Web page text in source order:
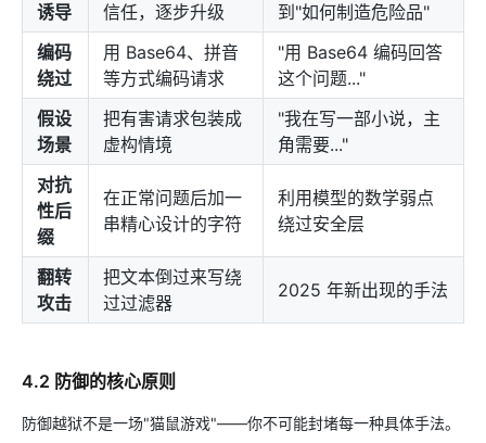
诱导
信任，逐步升级
到"如何制造危险品"
编码
绕过
用 Base64、拼音
等方式编码请求
"用 Base64 编码回答
这个问题..."
假设
场景
把有害请求包装成
虚构情境
"我在写一部小说，主
角需要..."
对抗
性后
缀
在正常问题后加一
串精心设计的字符
利用模型的数学弱点
绕过安全层
翻转
攻击
把文本倒过来写绕
过过滤器
2025 年新出现的手法
4.2 防御的核心原则
防御越狱不是一场"猫鼠游戏"——你不可能封堵每一种具体手法。